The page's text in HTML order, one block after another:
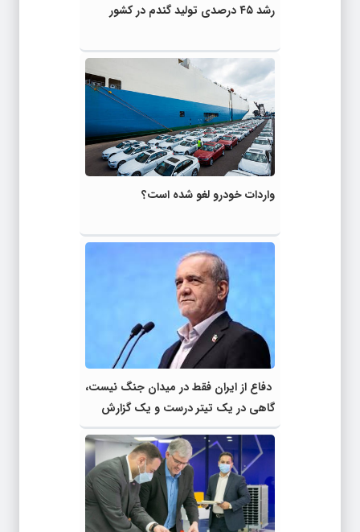
رشد ۴۵ درصدی تولید گندم در کشور
واردات خودرو لغو شده است؟
دفاع از ایران فقط در میدان جنگ نیست،
گاهی در یک تیتر درست و یک گزارش
دقیق است